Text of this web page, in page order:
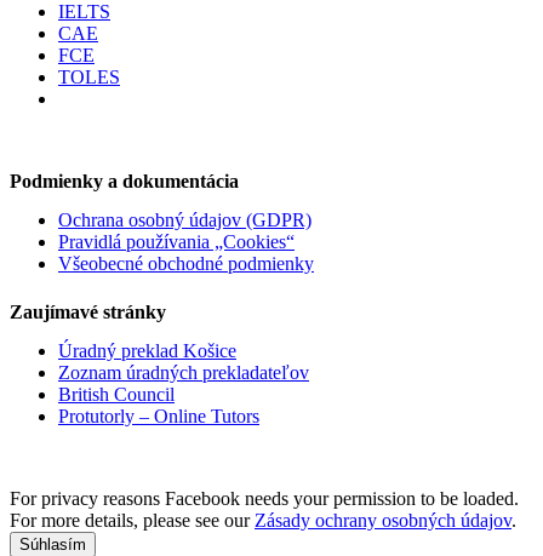
IELTS
CAE
FCE
TOLES
Podmienky a dokumentácia
Ochrana osobný údajov (GDPR)
Pravidlá používania „Cookies“
Všeobecné obchodné podmienky
Zaujímavé stránky
Úradný preklad Košice
Zoznam úradných prekladateľov
British Council
Protutorly – Online Tutors
For privacy reasons Facebook needs your permission to be loaded.
For more details, please see our Zásady ochrany osobných údajov.
Súhlasím